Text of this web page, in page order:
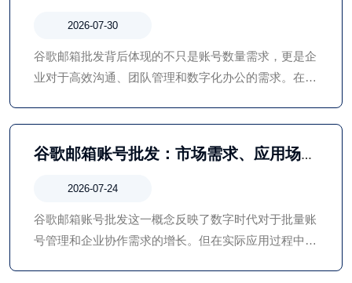
2026-07-30
谷歌邮箱批发背后体现的不只是账号数量需求，更是企
业对于高效沟通、团队管理和数字化办公的需求。在实
谷歌邮箱账号批发：市场需求、应用场景
2026-07-24
谷歌邮箱账号批发这一概念反映了数字时代对于批量账
号管理和企业协作需求的增长。但在实际应用过程中，